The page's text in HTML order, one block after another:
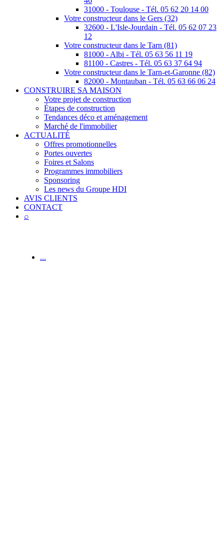
31000 - Toulouse - Tél. 05 62 20 14 00
Votre constructeur dans le Gers (32)
32600 - L'Isle-Jourdain - Tél. 05 62 07 23
12
Votre constructeur dans le Tarn (81)
81000 - Albi - Tél. 05 63 56 11 19
81100 - Castres - Tél. 05 63 37 64 94
Votre constructeur dans le Tarn-et-Garonne (82)
82000 - Montauban - Tél. 05 63 66 06 24
CONSTRUIRE SA MAISON
Votre projet de construction
Étapes de construction
Tendances déco et aménagement
Marché de l'immobilier
ACTUALITÉ
Offres promotionnelles
Portes ouvertes
Foires et Salons
Programmes immobiliers
Sponsoring
Les news du Groupe HDI
AVIS CLIENTS
CONTACT
⌕
...